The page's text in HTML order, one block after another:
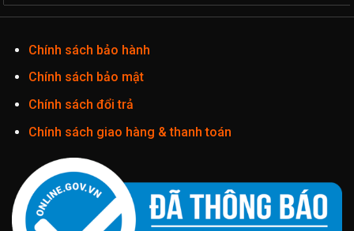
Chính sách bảo hành
Chính sách bảo mật
Chính sách đổi trả
Chính sách giao hàng & thanh toán